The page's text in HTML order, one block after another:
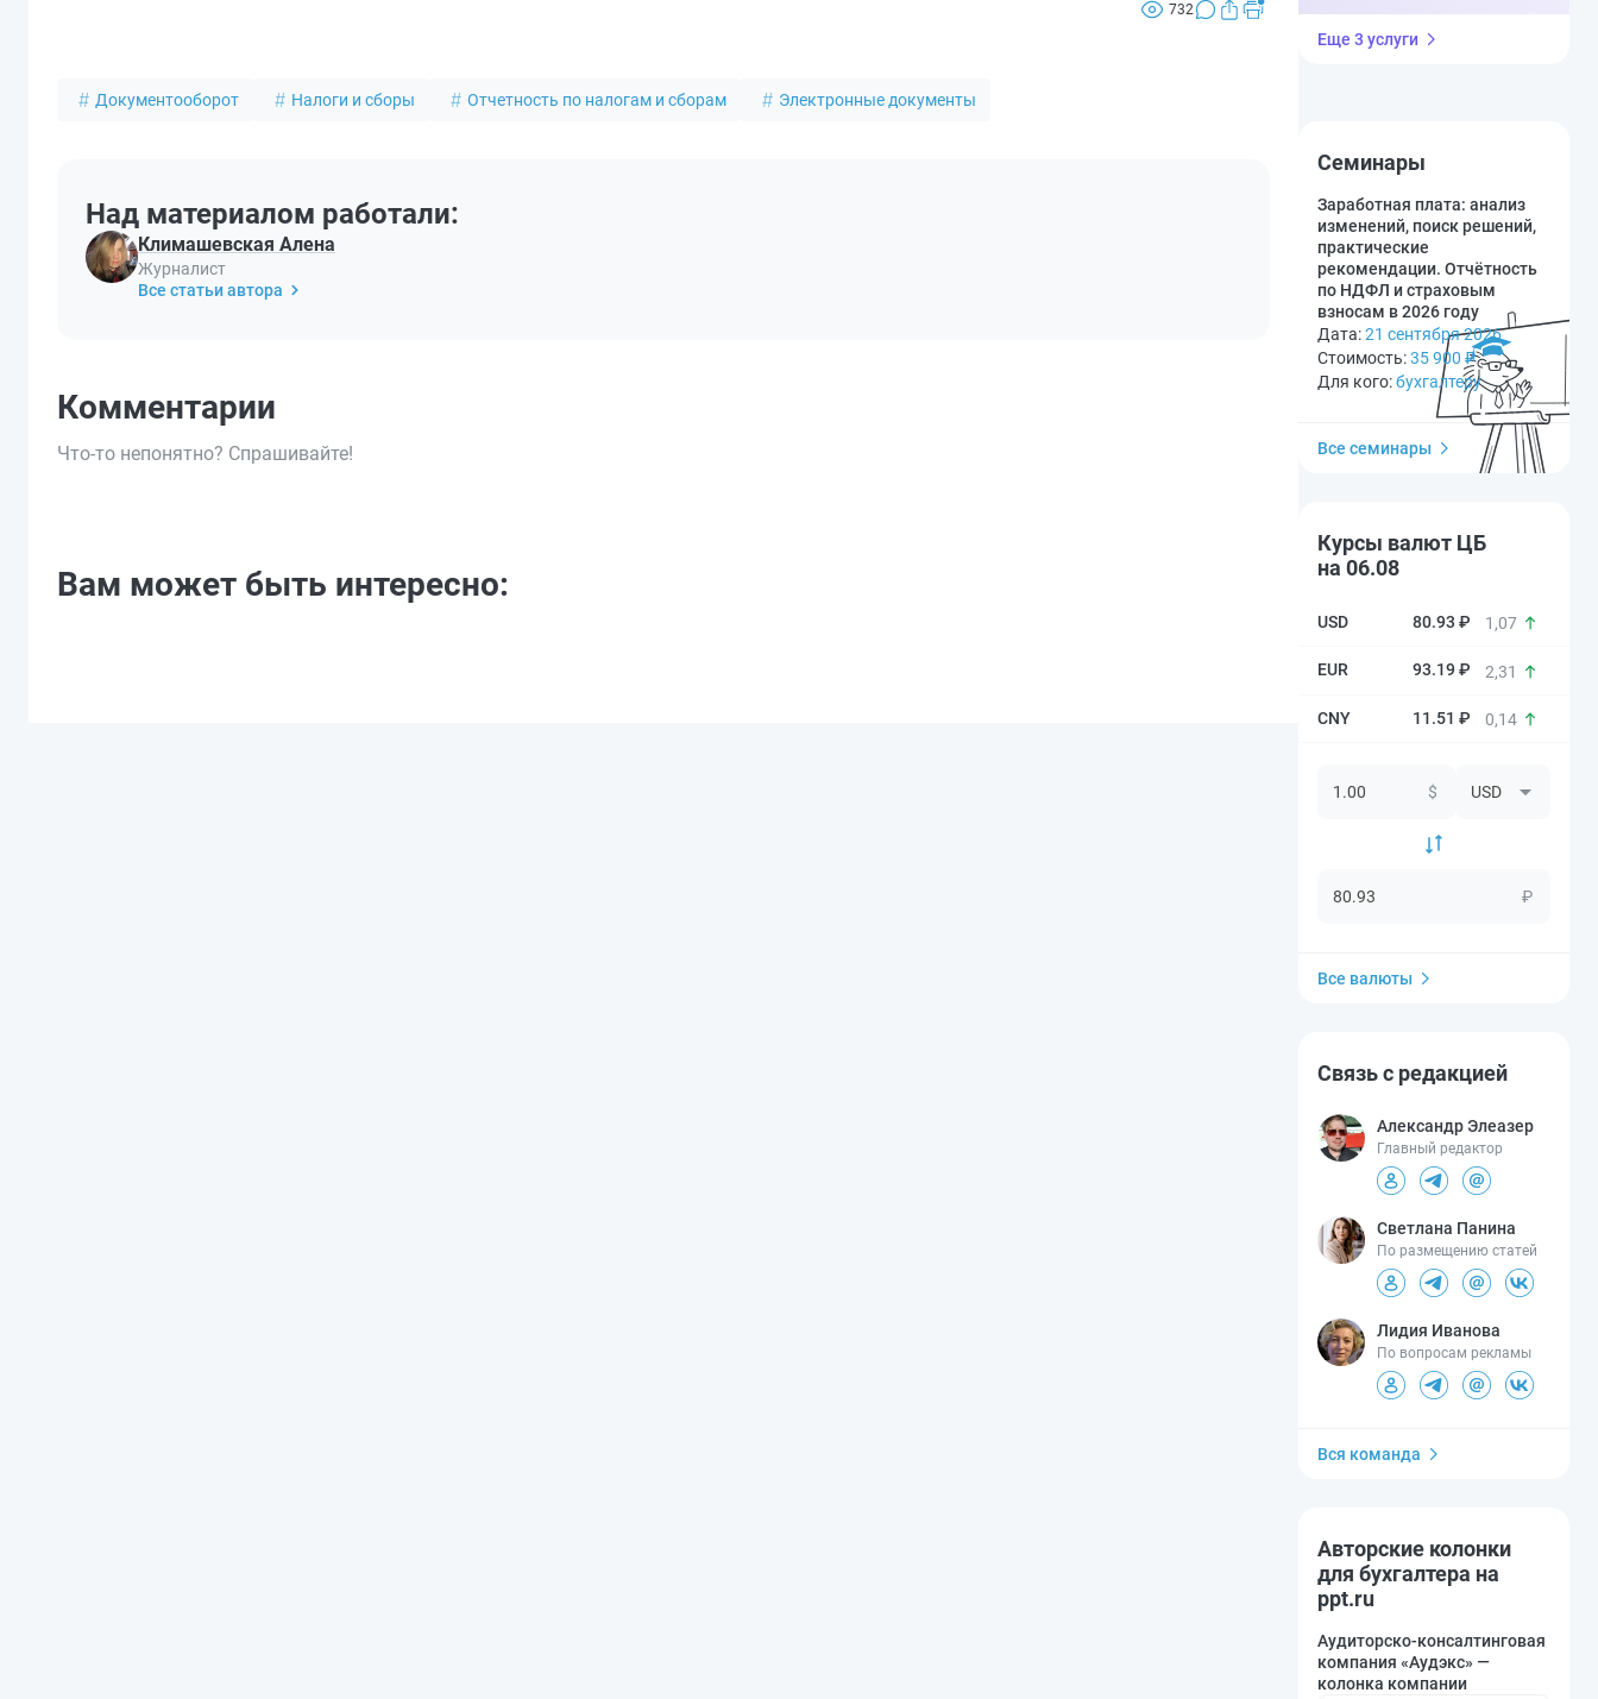
732
Документооборот Налоги и сборы Отчетность по налогам и сборам Электронные документы
Над материалом работали:
Климашевская Алена
Журналист
Все статьи автора
Комментарии
Что-то непонятно? Спрашивайте!
Вам может быть интересно:
Еще 3 услуги
Семинары
Заработная плата: анализ
изменений, поиск решений,
практические
рекомендации. Отчётность
по НДФЛ и страховым
взносам в 2026 году
Дата:21 сентября 2026
Стоимость:35 900 ₽
Для кого:бухгалтеру
Все семинары
Курсы валют ЦБ
на 06.08
80.93 ₽ 1,07
93.19 ₽ 2,31
11.51 ₽ 0,14
$
₽
Все валюты
Связь с редакцией
Александр Элеазер
Главный редактор
Светлана Панина
По размещению статей
Лидия Иванова
По вопросам рекламы
Вся команда
Авторские колонки
для бухгалтера на
ppt.ru
Аудиторско-консалтинговая
компания «Аудэкс» —
колонка компании